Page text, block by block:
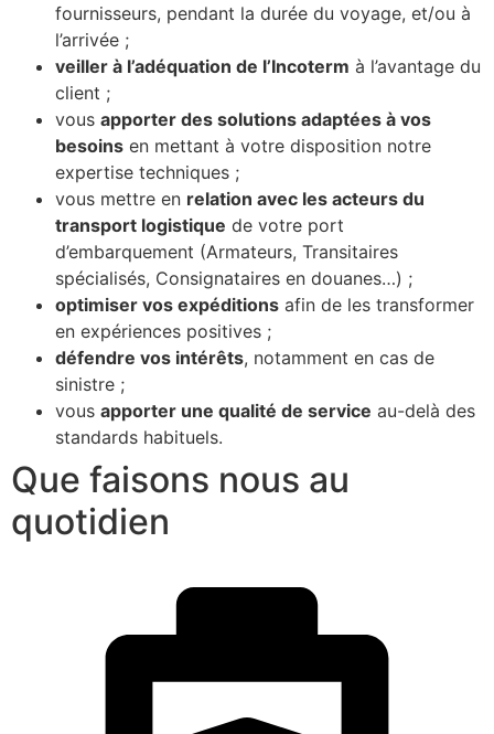
fournisseurs, pendant la durée du voyage, et/ou à
l’arrivée ;
veiller à l’adéquation de l’Incoterm à l’avantage du
client ;
vous apporter des solutions adaptées à vos
besoins en mettant à votre disposition notre
expertise techniques ;
vous mettre en relation avec les acteurs du
transport logistique de votre port
d’embarquement (Armateurs, Transitaires
spécialisés, Consignataires en douanes…) ;
optimiser vos expéditions afin de les transformer
en expériences positives ;
défendre vos intérêts, notamment en cas de
sinistre ;
vous apporter une qualité de service au-delà des
standards habituels.
Que faisons nous au
quotidien